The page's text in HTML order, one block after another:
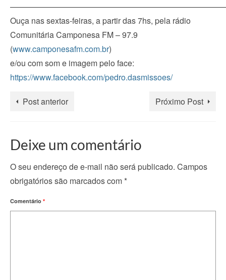
Ouça nas sextas-feiras, a partir das 7hs, pela rádio
Comunitária Camponesa FM – 97.9
(www.camponesafm.com.br)
e/ou com som e imagem pelo face:
https://www.facebook.com/pedro.dasmissoes/
Post anterior Próximo Post
Deixe um comentário
O seu endereço de e-mail não será publicado. Campos
obrigatórios são marcados com *
Comentário *